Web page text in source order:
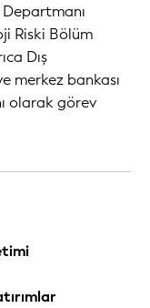
Departmanı
Riski Bölüm
Dış
merkez bankası
olarak görev